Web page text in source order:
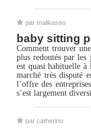
par malikaseo
baby sitting
Comment trouver
plus redoutés par les
est quasi habituelle à
marché très disputé
l’offre des
s’est largement
par catherino